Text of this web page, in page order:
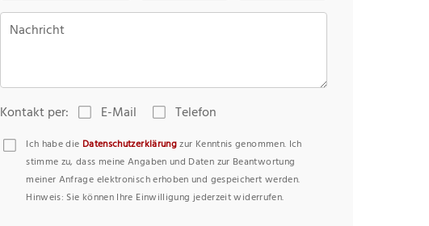
Nachricht
Kontakt per: E-Mail Telefon
Ich habe die Datenschutzerklärungzur Kenntnis genommen. Ich
stimme zu, dass meine Angaben und Daten zur Beantwortung
meiner Anfrage elektronisch erhoben und gespeichert werden.
Hinweis: Sie können Ihre Einwilligung jederzeit widerrufen.